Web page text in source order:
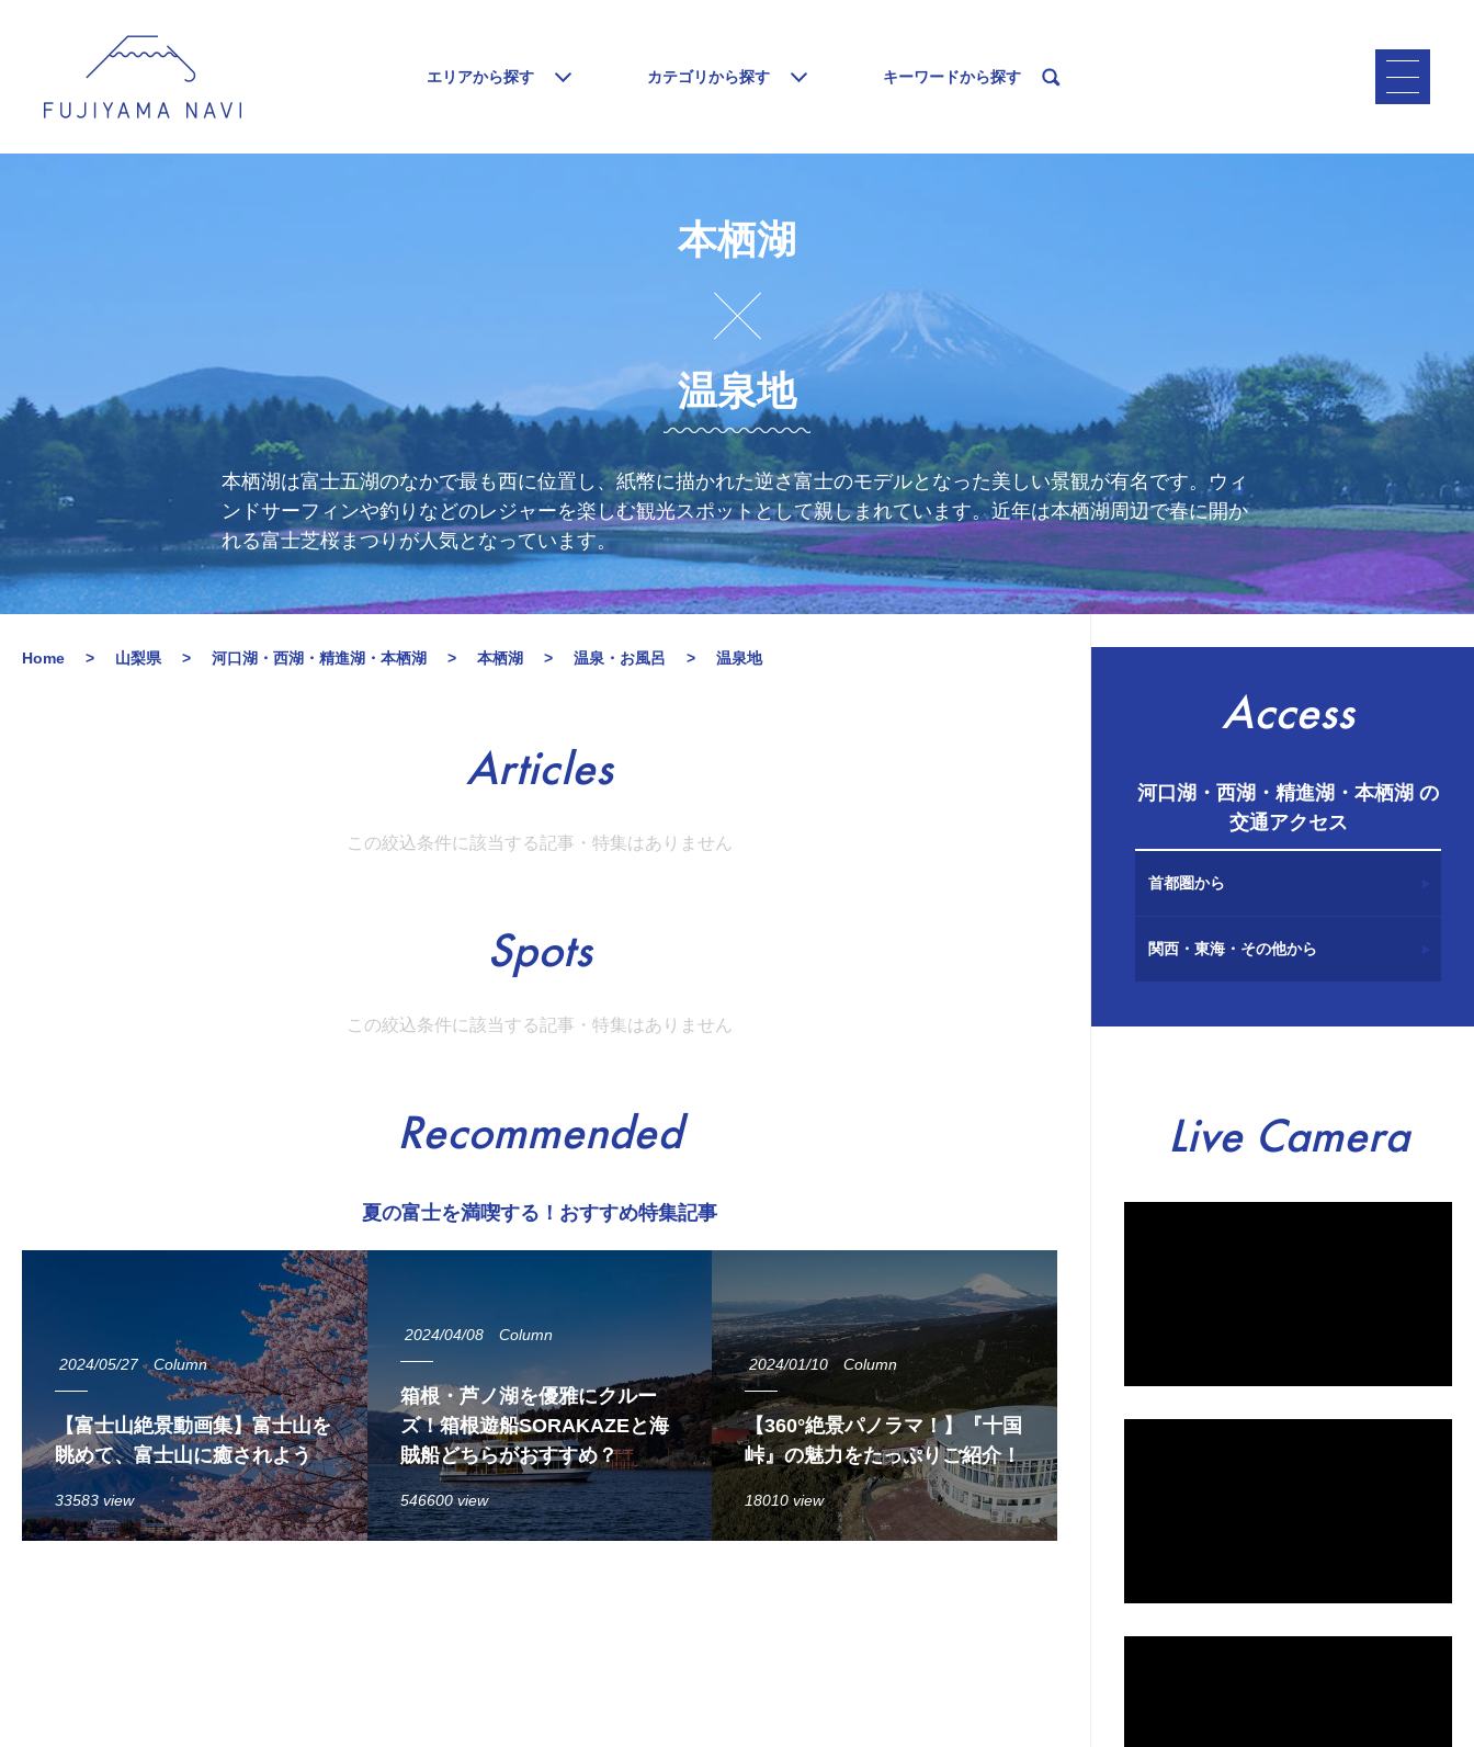
エリアから探す カテゴリから探す キーワードから探す
本栖湖
温泉地
本栖湖は富士五湖のなかで最も西に位置し、紙幣に描かれた逆さ富士のモデルとなった美しい景観が有名です。ウィ
ンドサーフィンや釣りなどのレジャーを楽しむ観光スポットとして親しまれています。近年は本栖湖周辺で春に開か
れる富士芝桜まつりが人気となっています。
Home 山梨県 河口湖・西湖・精進湖・本栖湖 本栖湖 温泉・お風呂 温泉地
Articles
この絞込条件に該当する記事・特集はありません
Spots
この絞込条件に該当する記事・特集はありません
Recommended
夏の富士を満喫する！おすすめ特集記事
2024/05/27 Column
【富士山絶景動画集】富士山を
眺めて、富士山に癒されよう
33583 view
2024/04/08 Column
箱根・芦ノ湖を優雅にクルー
ズ！箱根遊船SORAKAZEと海
賊船どちらがおすすめ？
546600 view
2024/01/10 Column
【360°絶景パノラマ！】『十国
峠』の魅力をたっぷりご紹介！
18010 view
Access
河口湖・西湖・精進湖・本栖湖 の
交通アクセス
首都圏から
関西・東海・その他から
Live Camera